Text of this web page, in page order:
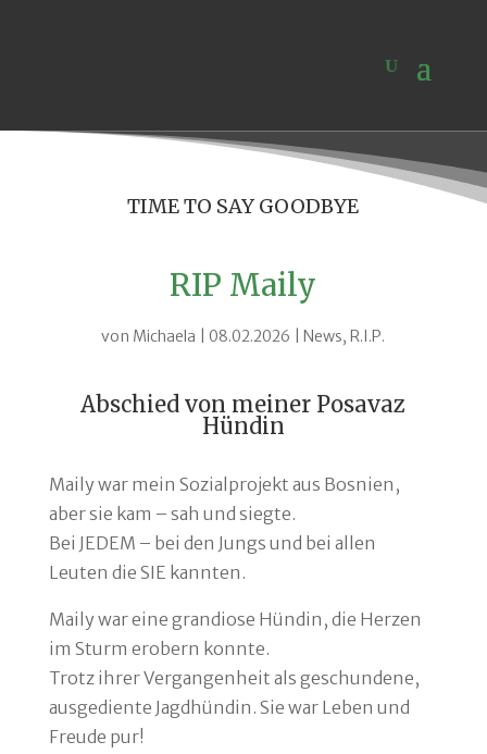
TIME TO SAY GOODBYE
RIP Maily
von Michaela 08.02.2026 News, R.I.P.
Abschied von meiner Posavaz
Hündin
Maily war mein Sozialprojekt aus Bosnien,
aber sie kam – sah und siegte.
Bei JEDEM – bei den Jungs und bei allen
Leuten die SIE kannten.
Maily war eine grandiose Hündin, die Herzen
im Sturm erobern konnte.
Trotz ihrer Vergangenheit als geschundene,
ausgediente Jagdhündin. Sie war Leben und
Freude pur!